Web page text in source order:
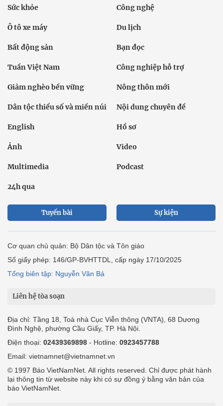
Sức khỏe Công nghệ
Ô tô xe máy Du lịch
Bất động sản Bạn đọc
Tuần Việt Nam Công nghiệp hỗ trợ
Giảm nghèo bền vững Nông thôn mới
Dân tộc thiểu số và miền núi Nội dung chuyên đề
English Hồ sơ
Ảnh Video
Multimedia Podcast
24h qua
Tuyến bài Sự kiện
Cơ quan chủ quản: Bộ Dân tộc và Tôn giáo
Số giấy phép: 146/GP-BVHTTDL, cấp ngày 17/10/2025
Tổng biên tập: Nguyễn Văn Bá
Liên hệ tòa soạn
Địa chỉ: Tầng 18, Toà nhà Cục Viễn thông (VNTA), 68 Dương
Đình Nghệ, phường Cầu Giấy, TP. Hà Nội.
Điện thoại: 02439369898 - Hotline: 0923457788
Email: vietnamnet@vietnamnet.vn
© 1997 Báo VietNamNet. All rights reserved. Chỉ được phát hành
lại thông tin từ website này khi có sự đồng ý bằng văn bản của
báo VietNamNet.